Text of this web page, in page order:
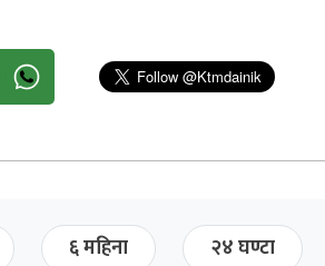
६ महिना २४ घण्टा